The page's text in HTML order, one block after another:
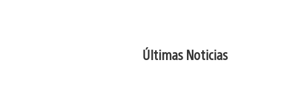
Últimas Noticias